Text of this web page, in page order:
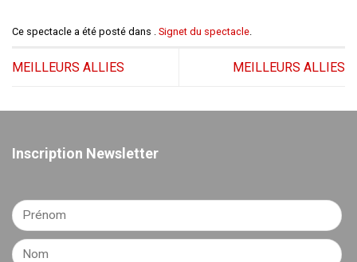
Ce spectacle a été posté dans . Signet du spectacle
MEILLEURS ALLIES MEILLEURS ALLIES
Inscription Newsletter